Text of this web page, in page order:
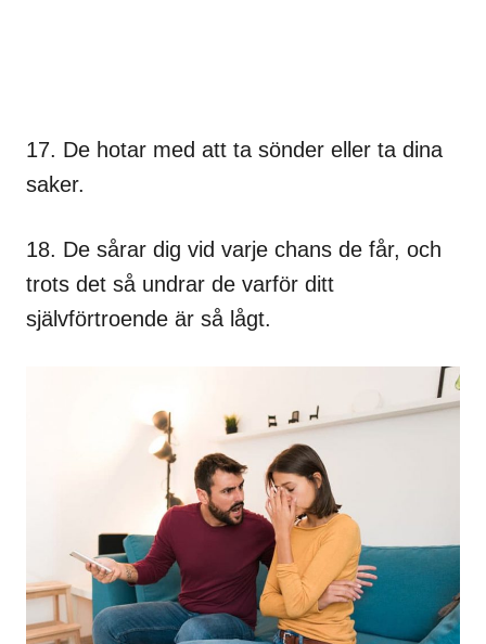
17. De hotar med att ta sönder eller ta dina
saker.
18. De sårar dig vid varje chans de får, och
trots det så undrar de varför ditt
självförtroende är så lågt.